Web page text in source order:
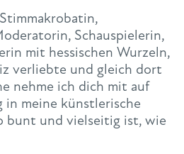
Schauspielerin,
mit hessischen Wurzeln,
verliebte und gleich dort
nehme ich dich mit auf
in meine künstlerische
bunt und vielseitig ist, wie